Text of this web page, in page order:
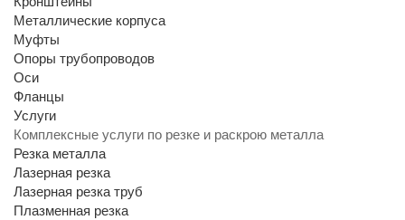
Металлические корпуса
Муфты
Опоры трубопроводов
Оси
Фланцы
Услуги
Комплексные услуги по резке и раскрою металла
Резка металла
Лазерная резка
Лазерная резка труб
Плазменная резка